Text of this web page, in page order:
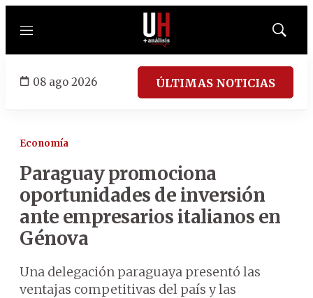
Menú
Mostrar
08 ago 2026 ÚLTIMAS NOTICIAS
Economía
Paraguay promociona
oportunidades de inversión
ante empresarios italianos en
Génova
Una delegación paraguaya presentó las
ventajas competitivas del país y las